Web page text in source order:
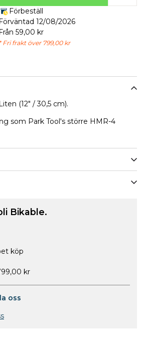
(12" / 30,5 cm).
som Park Tool's större HMR-4
Förbeställ
Förväntad 12/08/2026
Från 59,00 kr
* Fri frakt över 799,00 kr
Bikable.
köp
kr
oss